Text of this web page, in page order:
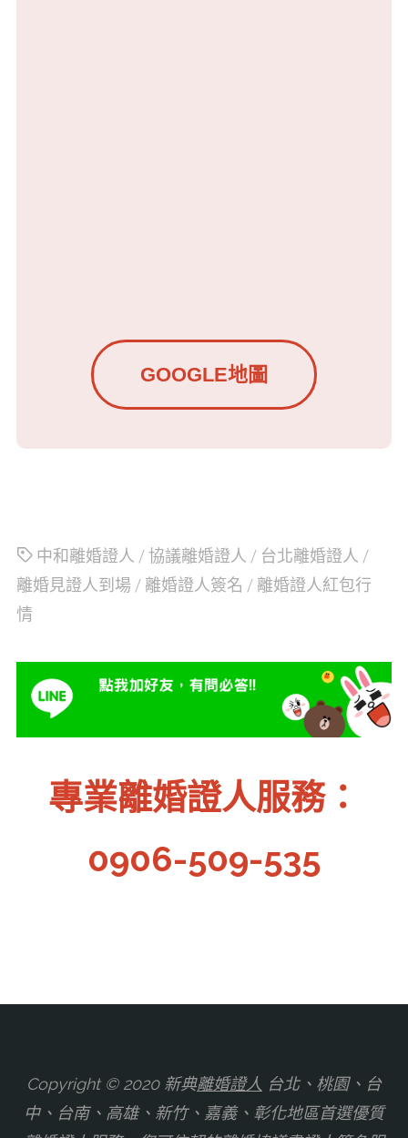
GOOGLE地圖
中和離婚證人 / 協議離婚證人 / 台北離婚證人 /
離婚見證人到場 / 離婚證人簽名 / 離婚證人紅包行
情
專業離婚證人服務：
0906-509-535
Copyright © 2020 新典離婚證人 台北、桃園、台
中、台南、高雄、新竹、嘉義、彰化地區首選優質